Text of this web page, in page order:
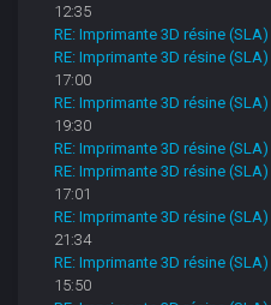
12:35
RE: Imprimante 3D résine (SLA)
RE: Imprimante 3D résine (SLA)
17:00
RE: Imprimante 3D résine (SLA)
19:30
RE: Imprimante 3D résine (SLA)
RE: Imprimante 3D résine (SLA)
17:01
RE: Imprimante 3D résine (SLA)
21:34
RE: Imprimante 3D résine (SLA)
15:50